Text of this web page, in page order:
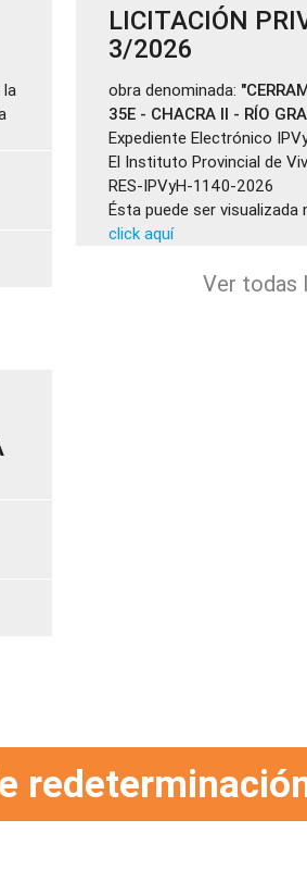
LICITACIÓN
3/2026
obra denominada:
35E - CHACRA II - RÍO
Expediente Electrónico
El Instituto Provincial de
RES-IPVyH-1140-2026
Ésta puede ser visualizada
click aquí
Ver todas